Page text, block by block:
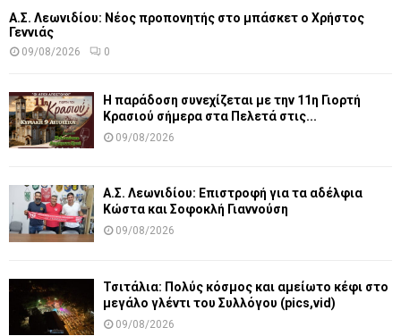
Α.Σ. Λεωνιδίου: Νέος προπονητής στο μπάσκετ ο Χρήστος
Γεννιάς
09/08/2026 0
Η παράδοση συνεχίζεται με την 11η Γιορτή
Κρασιού σήμερα στα Πελετά στις...
09/08/2026
Α.Σ. Λεωνιδίου: Επιστροφή για τα αδέλφια
Κώστα και Σοφοκλή Γιαννούση
09/08/2026
Τσιτάλια: Πολύς κόσμος και αμείωτο κέφι στο
μεγάλο γλέντι του Συλλόγου (pics,vid)
09/08/2026